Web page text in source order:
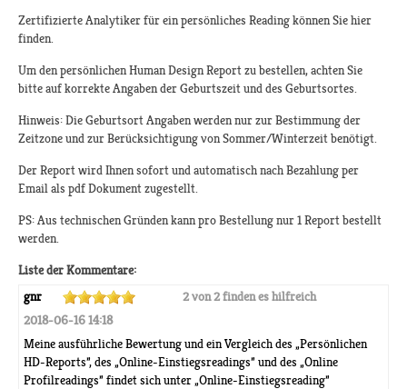
Zertifizierte Analytiker für ein persönliches Reading können Sie hier
finden.
Um den persönlichen Human Design Report zu bestellen, achten Sie
bitte auf korrekte Angaben der Geburtszeit und des Geburtsortes.
Hinweis: Die Geburtsort Angaben werden nur zur Bestimmung der
Zeitzone und zur Berücksichtigung von Sommer/Winterzeit benötigt.
Der Report wird Ihnen sofort und automatisch nach Bezahlung per
Email als pdf Dokument zugestellt.
PS: Aus technischen Gründen kann pro Bestellung nur 1 Report bestellt
werden.
Liste der Kommentare:
gnr
2 von 2 finden es hilfreich
2018-06-16 14:18
Meine ausführliche Bewertung und ein Vergleich des „Persönlichen
HD-Reports”, des „Online-Einstiegsreadings” und des „Online
Profilreadings” findet sich unter „Online-Einstiegsreading”